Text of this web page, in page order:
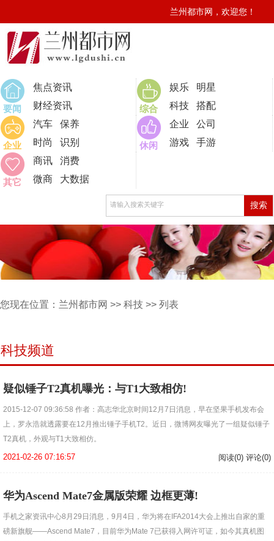
兰州都市网，欢迎您！
要闻
焦点资讯
财经资讯
综合
娱乐
明星
科技
搭配
企业
汽车
保养
时尚
识别 休闲
企业
公司
游戏
手游
其它
商讯
消费
微商
大数据
您现在位置： 兰州都市网 >> 科技 >> 列表
科技频道
疑似锤子T2真机曝光：与T1大致相仿!
2015-12-07 09:36:58 作者：高志华北京时间12月7日消息，早在坚果手机发布会
上，罗永浩就透露要在12月推出锤子手机T2。近日，微博网友曝光了一组疑似锤子
T2真机，外观与T1大致相仿。
2021-02-26 07:16:57 阅读(0) 评论(0)
华为Ascend Mate7金属版荣耀 边框更薄!
手机之家资讯中心8月29日消息，9月4日，华为将在IFA2014大会上推出自家的重
磅新旗舰——Ascend Mate7，目前华为Mate 7已获得入网许可证，如今其真机图